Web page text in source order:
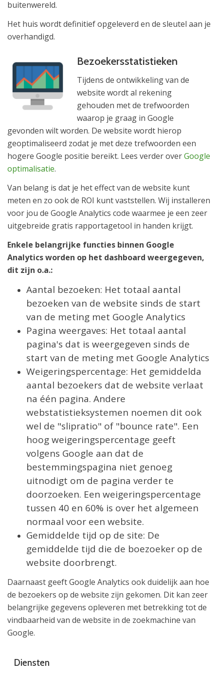
buitenwereld.
Het huis wordt definitief opgeleverd en de sleutel aan je
overhandigd.
Bezoekersstatistieken
Tijdens de ontwikkeling van de
website wordt al rekening
gehouden met de trefwoorden
waarop je graag in Google
gevonden wilt worden. De website wordt hierop
geoptimaliseerd zodat je met deze trefwoorden een
hogere Google positie bereikt. Lees verder overGoogle
optimalisatie.
Van belang is dat je het effect van de website kunt
meten en zo ook de ROI kunt vaststellen. Wij installeren
voor jou de Google Analytics code waarmee je een zeer
uitgebreide gratis rapportagetool in handen krijgt.
Enkele belangrijke functies binnen Google
Analytics worden op het dashboard weergegeven,
dit zijn o.a.:
Aantal bezoeken: Het totaal aantal
bezoeken van de website sinds de start
van de meting met Google Analytics
Pagina weergaves: Het totaal aantal
pagina's dat is weergegeven sinds de
start van de meting met Google Analytics
Weigeringspercentage: Het gemiddelda
aantal bezoekers dat de website verlaat
na één pagina. Andere
webstatistieksystemen noemen dit ook
wel de "slipratio" of "bounce rate". Een
hoog weigeringspercentage geeft
volgens Google aan dat de
bestemmingspagina niet genoeg
uitnodigt om de pagina verder te
doorzoeken. Een weigeringspercentage
tussen 40 en 60% is over het algemeen
normaal voor een website.
Gemiddelde tijd op de site: De
gemiddelde tijd die de boezoeker op de
website doorbrengt.
Daarnaast geeft Google Analytics ook duidelijk aan hoe
de bezoekers op de website zijn gekomen. Dit kan zeer
belangrijke gegevens opleveren met betrekking tot de
vindbaarheid van de website in de zoekmachine van
Google.
Diensten